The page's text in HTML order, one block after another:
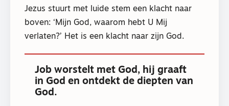
Jezus stuurt met luide stem een klacht naar
boven: ‘Mijn God, waarom hebt U Mij
verlaten?’ Het is een klacht naar zijn God.
Job worstelt met God, hij graaft
in God en ontdekt de diepten van
God.